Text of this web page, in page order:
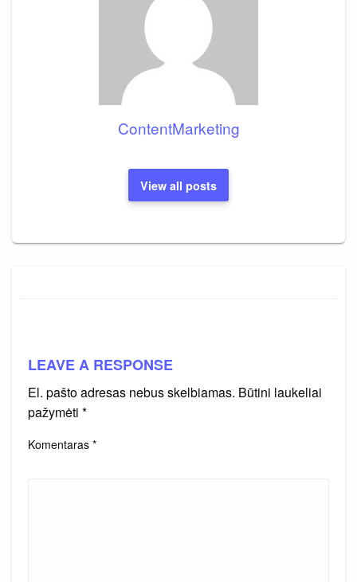
ContentMarketing
View all posts
LEAVE A RESPONSE
El. pašto adresas nebus skelbiamas. Būtini laukeliai
pažymėti *
Komentaras *